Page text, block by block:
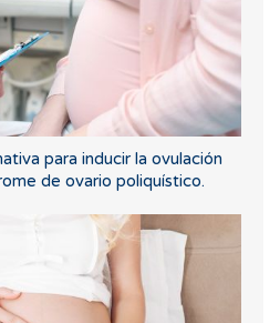
para inducir la ovulación
de ovario poliquístico.